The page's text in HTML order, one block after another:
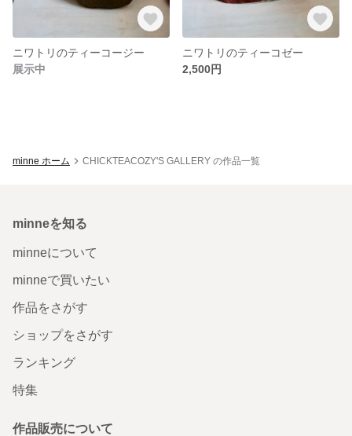
ニワトリのティーコージー
展示中
ニワトリのティーコゼー
2,500円
minne ホーム CHICKTEACOZY'S GALLERY の作品一覧
minneを知る
minneについて
minneで買いたい
作品をさがす
ショップをさがす
ランキング
特集
作品販売について